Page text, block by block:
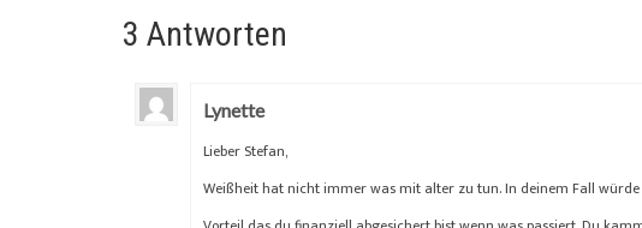
3 Antworten
Lynette
Lieber Stefan,
Weißheit hat nicht immer was mit alter zu tun. In deinem Fall